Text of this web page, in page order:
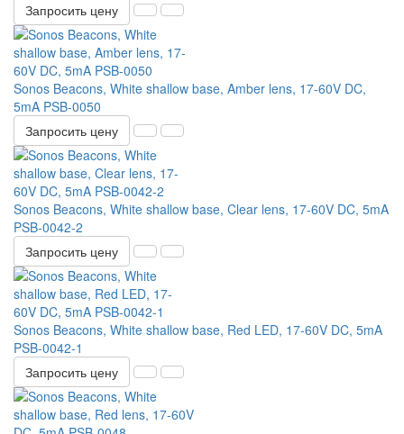
Запросить цену
Sonos Beacons, White shallow base, Amber lens, 17-60V DC,
5mA PSB-0050
Запросить цену
Sonos Beacons, White shallow base, Clear lens, 17-60V DC, 5mA
PSB-0042-2
Запросить цену
Sonos Beacons, White shallow base, Red LED, 17-60V DC, 5mA
PSB-0042-1
Запросить цену